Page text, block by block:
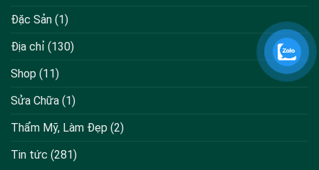
Đặc Sản (1)
Địa chỉ (130)
Shop (11)
Sửa Chữa (1)
Thẩm Mỹ, Làm Đẹp (2)
Tin tức (281)